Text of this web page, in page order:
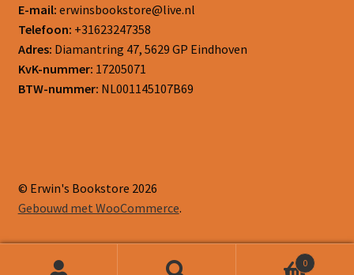
E-mail: erwinsbookstore@live.nl
Telefoon: +31623247358
Adres: Diamantring 47, 5629 GP Eindhoven
KvK-nummer: 17205071
BTW-nummer: NL001145107B69
© Erwin's Bookstore 2026
Gebouwd met WooCommerce.
0